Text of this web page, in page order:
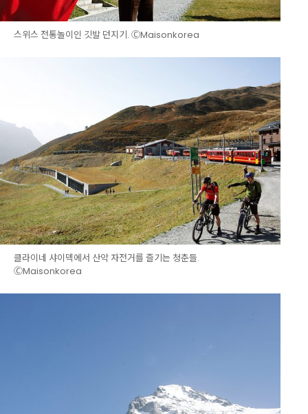
스위스 전통놀이인 깃발 던지기. ⒸMaisonkorea
클라이네 샤이덱에서 산악 자전거를 즐기는 청춘들.
ⒸMaisonkorea